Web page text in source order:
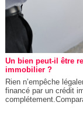
Un bien peut-il être
immobilier ?
Rien n’empêche
financé par un crédit